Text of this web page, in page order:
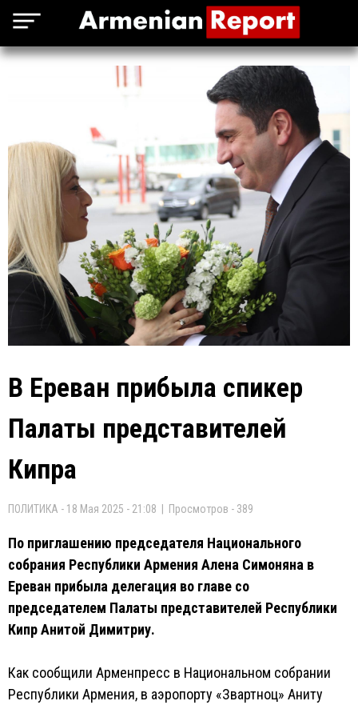
В Ереван прибыла спикер
Палаты представителей
Кипра
ПОЛИТИКА - 18 Мая 2025 - 21:08 | Просмотров - 389
По приглашению председателя Национального
собрания Республики Армения Алена Симоняна в
Ереван прибыла делегация во главе со
председателем Палаты представителей Республики
Кипр Анитой Димитриу.
Как сообщили Арменпресс в Национальном собрании
Республики Армения, в аэропорту «Звартноц» Аниту